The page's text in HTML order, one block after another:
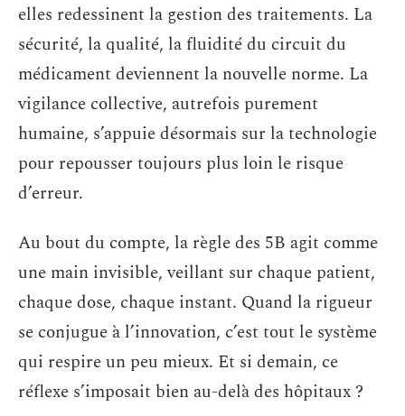
elles redessinent la gestion des traitements. La
sécurité, la qualité, la fluidité du circuit du
médicament deviennent la nouvelle norme. La
vigilance collective, autrefois purement
humaine, s’appuie désormais sur la technologie
pour repousser toujours plus loin le risque
d’erreur.
Au bout du compte, la règle des 5B agit comme
une main invisible, veillant sur chaque patient,
chaque dose, chaque instant. Quand la rigueur
se conjugue à l’innovation, c’est tout le système
qui respire un peu mieux. Et si demain, ce
réflexe s’imposait bien au-delà des hôpitaux ?